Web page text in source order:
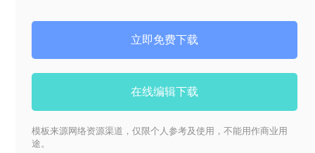
立即免费下载
在线编辑下载
模板来源网络资源渠道，仅限个人参考及使用，不能用作商业用
途。